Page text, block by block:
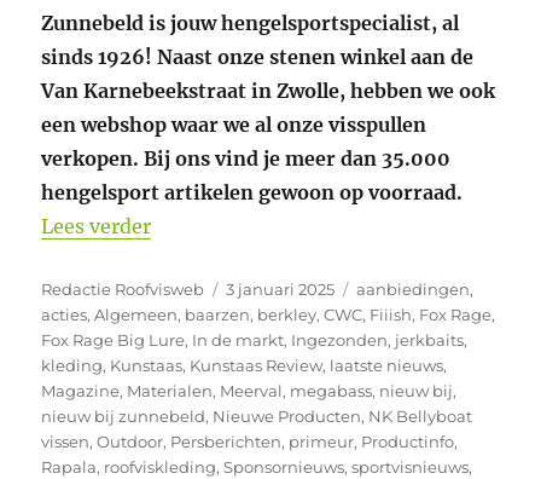
Zunnebeld is jouw hengelsportspecialist, al
sinds 1926! Naast onze stenen winkel aan de
Van Karnebeekstraat in Zwolle, hebben we ook
een webshop waar we al onze visspullen
verkopen. Bij ons vind je meer dan 35.000
hengelsport artikelen gewoon op voorraad.
Lees verder“Weer nieuwe producten bij Zunnebeld
Auteur
Redactie Roofvisweb
Geplaatst
op
3 januari 2025 Categorieën
aanbiedingen,
acties,Algemeen, baarzen, berkley,CWC, Fiiish, Fox Rage,
Fox Rage Big Lure, In de markt, Ingezonden, jerkbaits,
kleding, Kunstaas, Kunstaas Review, laatste nieuws,
Magazine, Materialen, Meerval, megabass, nieuw bij,
nieuw bij zunnebeld, Nieuwe Producten, NK Bellyboat
vissen,Outdoor, Persberichten, primeur, Productinfo,
Rapala, roofviskleding,Sponsornieuws,sportvisnieuws,